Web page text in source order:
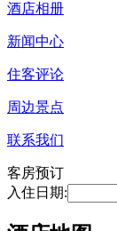
酒店相册
新闻中心
住客评论
周边景点
联系我们
客房预订
入住日期: